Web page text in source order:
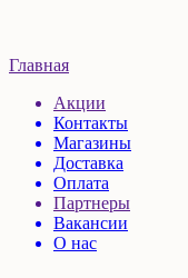
Главная
Акции
Контакты
Магазины
Доставка
Оплата
Партнеры
Вакансии
О нас